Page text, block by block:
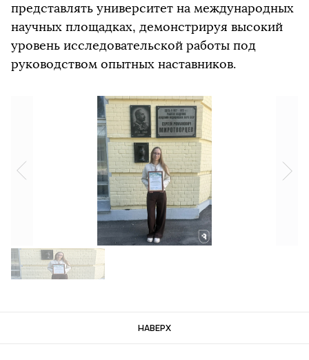
представлять университет на международных
научных площадках, демонстрируя высокий
уровень исследовательской работы под
руководством опытных наставников.
НАВЕРХ